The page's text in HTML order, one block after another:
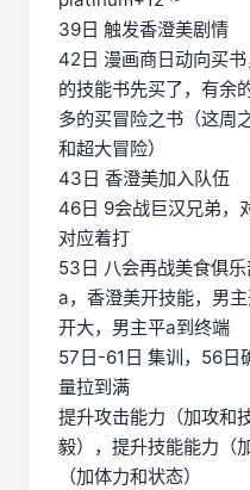
39日 触发香澄美剧情
42日 漫画商日动向买
的技能书先买了，有余
多的买冒险之书（这周
和超大冒险）
43日 香澄美加入队伍
46日 9会战巨汉兄弟，
对应着打
53日 八会再战美食俱
a，香澄美开技能，男
开大，男主平a到终端
57日-61日 集训，56日
量拉到满
提升攻击能力（加攻和
毅），提升技能能力（
（加体力和状态）